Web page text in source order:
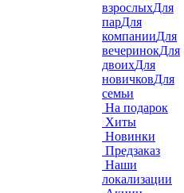
взрослыхДля
парДля
компанииДля
вечеринокДля
двоихДля
новичковДля
семьи
На подарок
Хиты
Новинки
Предзаказ
Наши
локализации